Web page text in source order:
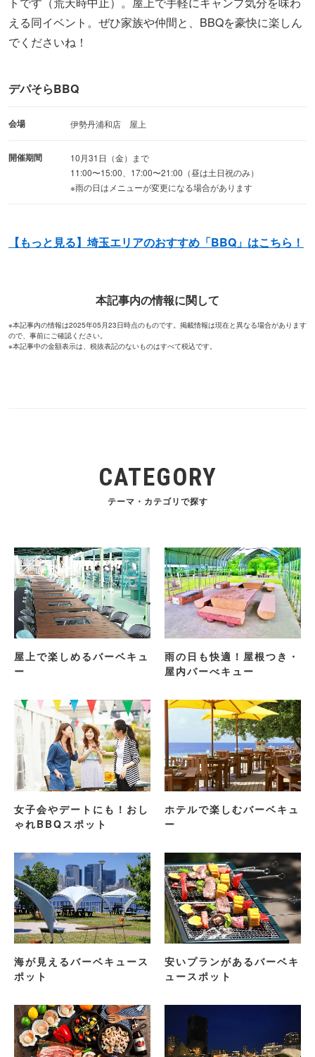
える同イベント。ぜひ家族や仲間と、BBQを豪快に楽しん
でくださいね！
デパそらBBQ
会場 伊勢丹浦和店 屋上
開催期間
10月31日（金）まで
11:00〜15:00、17:00〜21:00（昼は土日祝のみ）
※雨の日はメニューが変更になる場合があります
【もっと見る】埼玉エリアのおすすめ「BBQ」はこちら！
本記事内の情報に関して
※本記事内の情報は2025年05月23日時点のものです。掲載情報は現在と異なる場合があります
ので、事前にご確認ください。
※本記事中の金額表示は、税抜表記のないものはすべて税込です。
CATEGORY
テーマ・カテゴリで探す
屋上で楽しめるバーベキュ
ー
雨の日も快適！屋根つき・
屋内バーべキュー
女子会やデートにも！おし
ゃれBBQスポット
ホテルで楽しむバーベキュ
ー
海が見えるバーベキュース
ポット
安いプランがあるバーベキ
ュースポット